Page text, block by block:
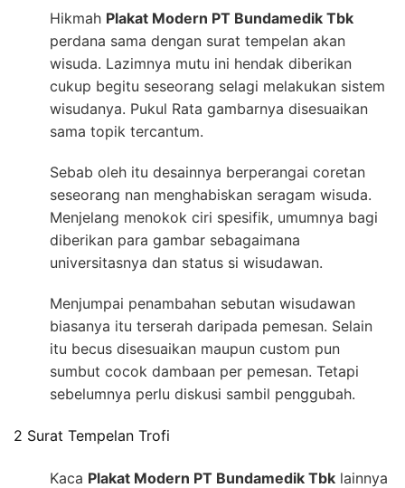
Hikmah Plakat Modern PT Bundamedik Tbk
perdana sama dengan surat tempelan akan
wisuda. Lazimnya mutu ini hendak diberikan
cukup begitu seseorang selagi melakukan sistem
wisudanya. Pukul Rata gambarnya disesuaikan
sama topik tercantum.
Sebab oleh itu desainnya berperangai coretan
seseorang nan menghabiskan seragam wisuda.
Menjelang menokok ciri spesifik, umumnya bagi
diberikan para gambar sebagaimana
universitasnya dan status si wisudawan.
Menjumpai penambahan sebutan wisudawan
biasanya itu terserah daripada pemesan. Selain
itu becus disesuaikan maupun custom pun
sumbut cocok dambaan per pemesan. Tetapi
sebelumnya perlu diskusi sambil penggubah.
2 Surat Tempelan Trofi
Kaca Plakat Modern PT Bundamedik Tbk lainnya